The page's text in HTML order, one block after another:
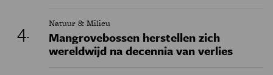
Natuur & Milieu
Mangrovebossen herstellen zich
wereldwijd na decennia van verlies